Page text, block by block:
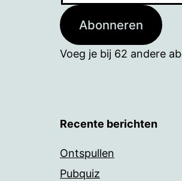
Abonneren
Voeg je bij 62 andere
Recente berichten
Ontspullen
Pubquiz